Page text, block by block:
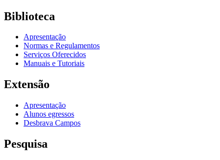
Biblioteca
Apresentação
Normas e Regulamentos
Serviços Oferecidos
Manuais e Tutoriais
Extensão
Apresentação
Alunos egressos
Desbrava Campos
Pesquisa